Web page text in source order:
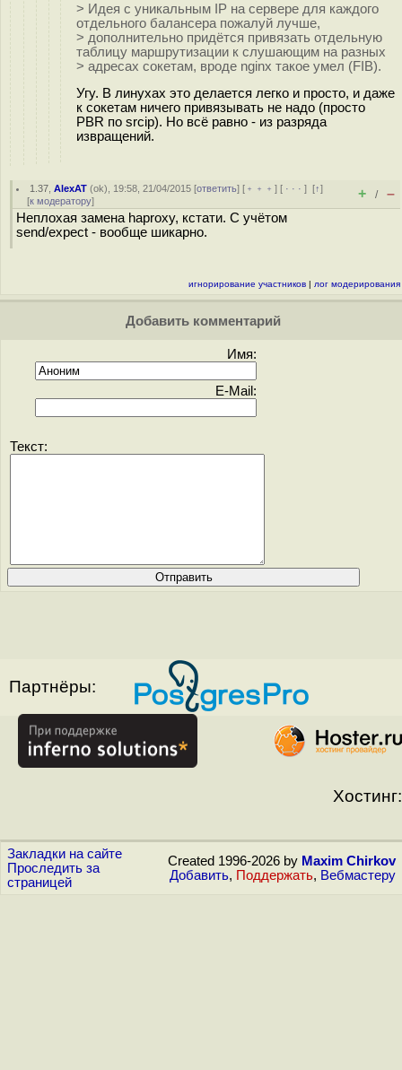
> Идея с уникальным IP на сервере для каждого
отдельного балансера пожалуй лучше,
> дополнительно придётся привязать отдельную
таблицу маршрутизации к слушающим на разных
> адресах сокетам, вроде nginx такое умел (FIB).
Угу. В линухах это делается легко и просто, и даже
к сокетам ничего привязывать не надо (просто
PBR по srcip). Но всё равно - из разряда
извращений.
1.37 ,AlexAT (ok), 19:58, 21/04/2015 [ответить] [ ﹢﹢﹢] [ · · ·][↑]
[к модератору] + / –
Неплохая замена haproxy, кстати. С учётом
send/expect - вообще шикарно.
игнорирование участников | лог модерирования
Добавить комментарий
Имя:
E-Mail:
Текст:
Партнёры:
Хостинг:
Закладки на сайте
Проследить за
страницей
Created 1996-2026 by Maxim Chirkov
Добавить, Поддержать, Вебмастеру